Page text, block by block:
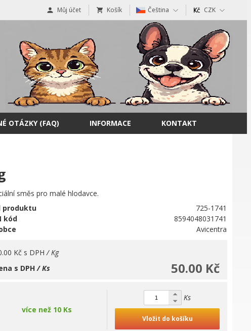
Můj účet Košík Čeština CZK
OTÁZKY (FAQ) INFORMACE KONTAKT
směs pro malé hlodavce.
produktu
725-1741
kód
8594048031741
Avicentra
Kč s DPH / Kg
50.00 Kč
s DPH/ Ks
více než 10 Ks
Ks
Vložit do košíku